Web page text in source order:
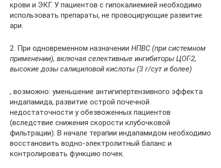
крови и ЭКГ. У пациентов с гипокалиемией необходимо
использовать препараты, не провоцирующие развитие
ари.
2. При одновременном назначении НПВС (при системном
применении), включая селективные ингибиторы ЦОГ-2,
высокие дозы салициловой кислоты (3 г/сут и более)
, возможно: уменьшение антигипертензивного эффекта
индапамида, развитие острой почечной
недостаточности у обезвоженных пациентов
(вследствие снижения скорости клубочковой
фильтрации). В начале терапии индапамидом необходимо
восстановить водно-электролитный баланс и
контролировать функцию почек.